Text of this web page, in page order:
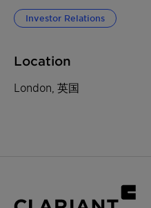
Investor Relations
Location
London, 英国